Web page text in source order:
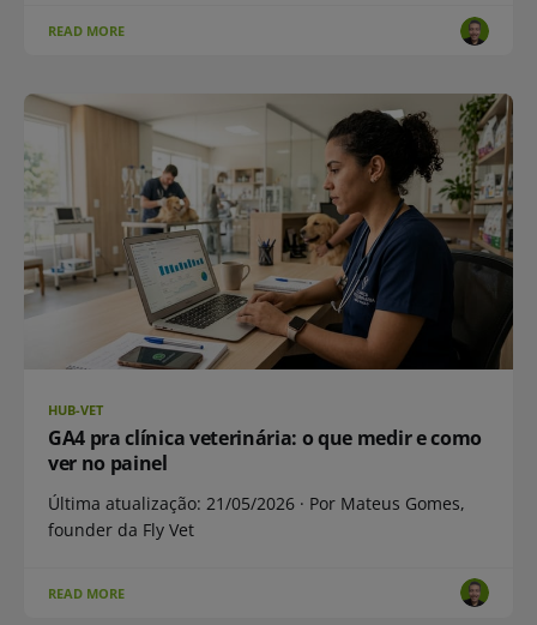
READ MORE
HUB-VET
GA4 pra clínica veterinária: o que medir e como
ver no painel
Última atualização: 21/05/2026 · Por Mateus Gomes,
founder da Fly Vet
READ MORE